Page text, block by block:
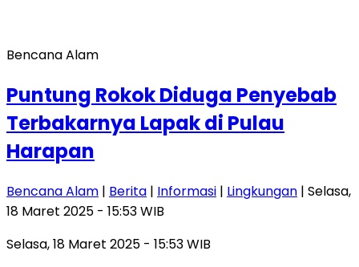
Bencana Alam
Puntung Rokok Diduga Penyebab
Terbakarnya Lapak di Pulau
Harapan
Bencana Alam | Berita | Informasi | Lingkungan | Selasa,
18 Maret 2025 - 15:53 WIB
Selasa, 18 Maret 2025 - 15:53 WIB